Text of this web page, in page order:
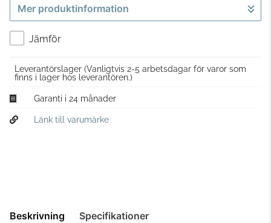
Gå till kassan
Mer produktinformation
Jämför
Leverantörslager (Vanligtvis 2-5 arbetsdagar för varor som
finns i lager hos leverantören.)
Garanti i 24 månader
Länk till varumärke
Beskrivning Specifikationer